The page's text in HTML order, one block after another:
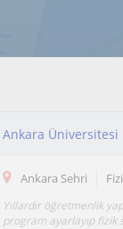
Ankara
Ankara Sehri
Yıllardır öğretmenlik
program ayarlayıp fizik